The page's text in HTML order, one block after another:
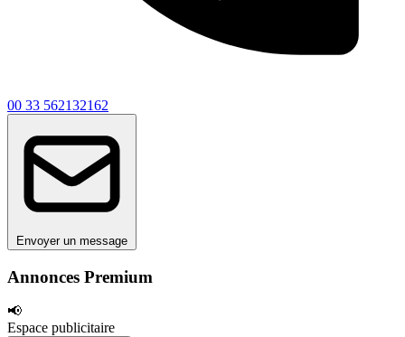
Annonces Premium
📢
Espace publicitaire
00 33 562132162
Envoyer un message